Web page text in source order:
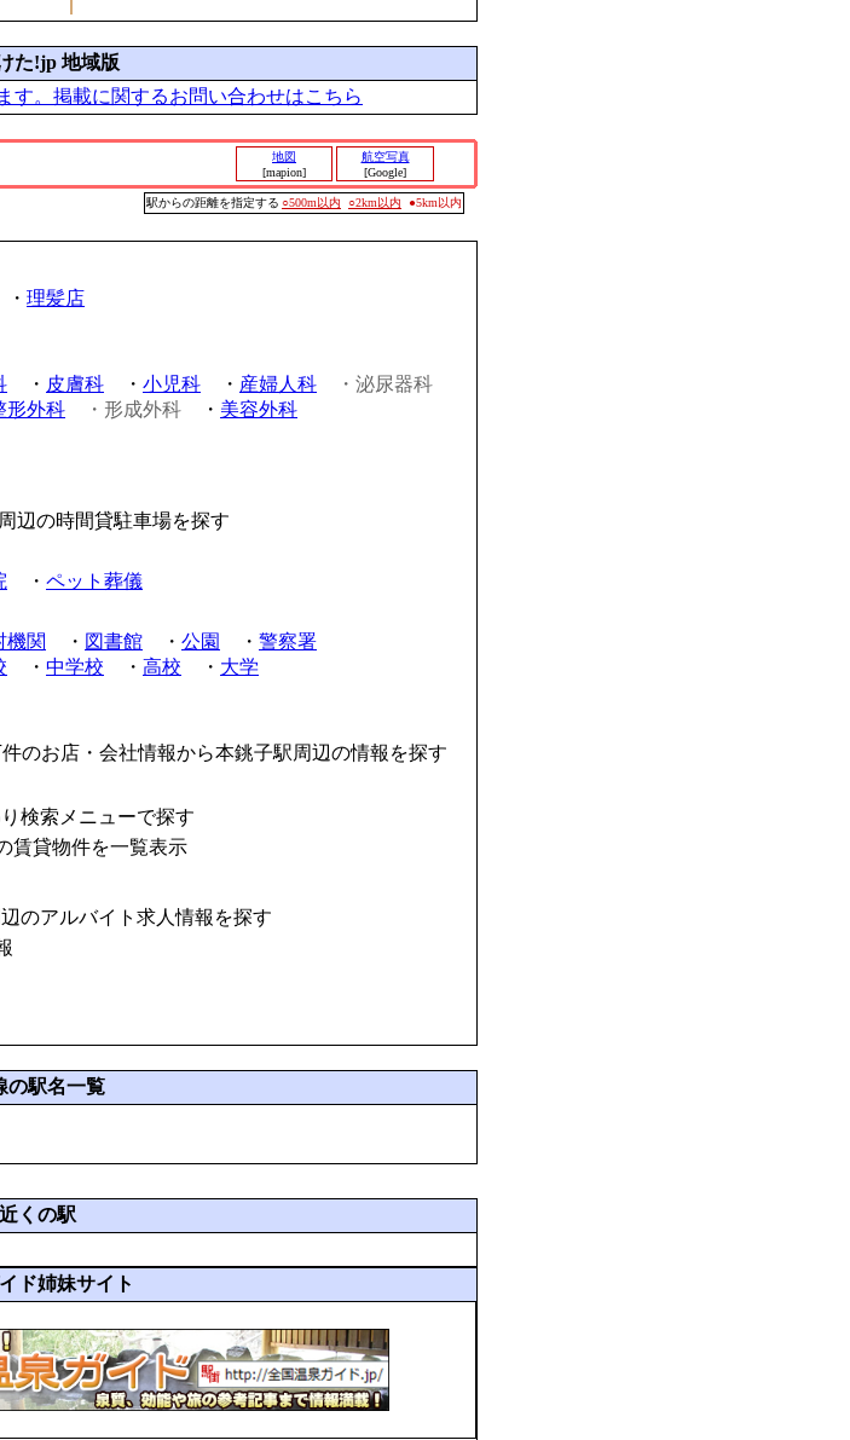
た!jp 地域版
す。掲載に関するお問い合わせはこちら
地図
[mapion]
航空写真
[Google]
駅からの距離を指定する ○500m以内 ○2km以内 ●5km以内
理髪店
・ 皮膚科 ・ 小児科 ・ 産婦人科
・泌尿器科
形外科 ・形成外科 ・ 美容外科
辺の時間貸駐車場を探す
・ ペット葬儀
機関 ・ 図書館 ・ 公園 ・ 警察署
・ 中学校 ・ 高校 ・ 大学
件のお店・会社情報から本銚子駅周辺の情報を探す
検索メニューで探す
賃貸物件を一覧表示
のアルバイト求人情報を探す
の駅名一覧
近くの駅
ド姉妹サイト